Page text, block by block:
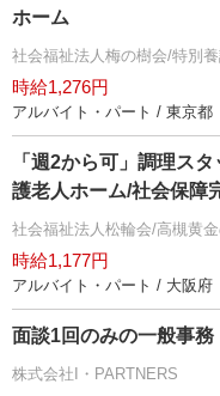
ホーム
社会福祉法人梅の樹会/特別
時給1,276円
アルバイト・パート / 東京都
「週2から可」調理ス
護老人ホーム/社会保障
社会福祉法人松輪会/高槻黄
時給1,177円
アルバイト・パート / 大阪府
面談1回のみの一般事務
株式会社I・PARTNERS